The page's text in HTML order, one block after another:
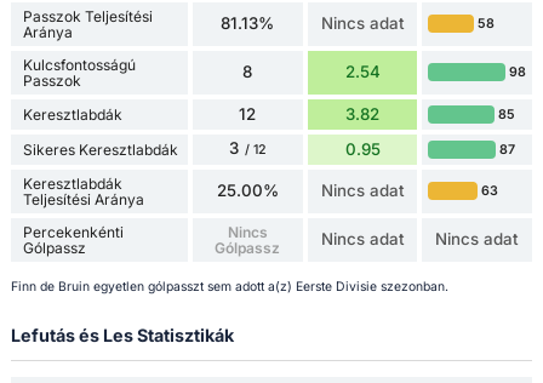
Passzok Teljesítési
Aránya
81.13% Nincs adat 58
Kulcsfontosságú
Passzok
8 2.54 98
Keresztlabdák 12 3.82 85
Sikeres Keresztlabdák 3 / 12 0.95 87
Keresztlabdák
Teljesítési Aránya
25.00% Nincs adat 63
Percekenkénti
Gólpassz
Nincs
Gólpassz
Nincs adat Nincs adat
Finn de Bruin egyetlen gólpasszt sem adott a(z) Eerste Divisie szezonban.
Lefutás és Les Statisztikák